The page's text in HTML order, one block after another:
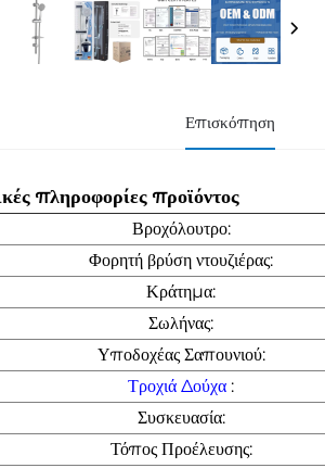
Επισκόπηση
πληροφορίες προϊόντος
Βροχόλουτρο:
Φορητή βρύση ντουζιέρας:
Κράτημα:
Σωλήνας:
Υποδοχέας Σαπουνιού:
Τροχιά Δούχα :
Συσκευασία:
Τόπος Προέλευσης: